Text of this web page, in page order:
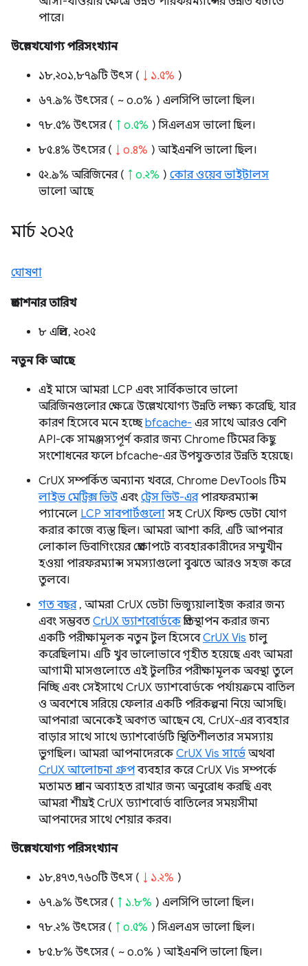
পারে।
উল্লেখযোগ্য পরিসংখ্যান
১৮,২০১,৮৭৯টি উৎস ( ↓ ১.৫% )
৬৭.৯% উৎসের ( ~ ০.০% ) এলসিপি ভালো ছিল।
৭৮.৫% উৎসের ( ↑ ০.৫% ) সিএলএস ভালো ছিল।
৮৫.৪% উৎসের ( ↓ ০.৪% ) আইএনপি ভালো ছিল।
৫২.৯% অরিজিনের ( ↑ ০.২% ) কোর ওয়েব ভাইটালস
ভালো আছে
মার্চ ২০২৫
ঘোষণা
প্রকাশনার তারিখ
৮ এপ্রিল, ২০২৫
নতুন কি আছে
এই মাসে আমরা LCP এবং সার্বিকভাবে ভালো
অরিজিনগুলোর ক্ষেত্রে উল্লেখযোগ্য উন্নতি লক্ষ্য করেছি, যার
কারণ হিসেবে মনে হচ্ছেbfcache- এর সাথে আরও বেশি
API-কে সামঞ্জস্যপূর্ণ করার জন্য Chrome টিমের কিছু
সংশোধনের ফলে bfcache-এর উপযুক্ততার উন্নতি হয়েছে।
CrUX সম্পর্কিত অন্যান্য খবরে, Chrome DevTools টিম
লাইভ মেট্রিক্স ভিউএবং ট্রেস ভিউ-এরপারফরম্যান্স
প্যানেলে LCP সাবপার্টগুলো সহ CrUX ফিল্ড ডেটা যোগ
করার কাজে ব্যস্ত ছিল। আমরা আশা করি, এটি আপনার
লোকাল ডিবাগিংয়ের প্রেক্ষাপটে ব্যবহারকারীদের সম্মুখীন
হওয়া পারফরম্যান্স সমস্যাগুলো বুঝতে আরও সহজ করে
তুলবে।
গত বছর, আমরা CrUX ডেটা ভিজ্যুয়ালাইজ করার জন্য
এবং সম্ভবত CrUX ড্যাশবোর্ডকেপ্রতিস্থাপন করার জন্য
একটি পরীক্ষামূলক নতুন টুল হিসেবেCrUX Vis চালু
করেছিলাম। এটি খুব ভালোভাবে গৃহীত হয়েছে এবং আমরা
আগামী মাসগুলোতে এই টুলটির পরীক্ষামূলক অবস্থা তুলে
নিচ্ছি এবং সেইসাথে CrUX ড্যাশবোর্ডকে পর্যায়ক্রমে বাতিল
ও অবশেষে সরিয়ে ফেলার একটি পরিকল্পনা নিয়ে আসছি।
আপনারা অনেকেই অবগত আছেন যে, CrUX-এর ব্যবহার
বাড়ার সাথে সাথে ড্যাশবোর্ডটি স্থিতিশীলতার সমস্যায়
ভুগছিল। আমরা আপনাদেরকেCrUX Vis সার্ভে অথবা
CrUX আলোচনা গ্রুপব্যবহার করে CrUX Vis সম্পর্কে
মতামত প্রদান অব্যাহত রাখার জন্য অনুরোধ করছি এবং
আমরা শীঘ্রই CrUX ড্যাশবোর্ড বাতিলের সময়সীমা
আপনাদের সাথে শেয়ার করব।
উল্লেখযোগ্য পরিসংখ্যান
১৮,৪৭৩,৭৬০টি উৎস ( ↓ ১.২% )
৬৭.৯% উৎসের ( ↑ ১.৮% ) এলসিপি ভালো ছিল।
৭৮.২% উৎসের ( ↑ ০.৫% ) সিএলএস ভালো ছিল।
৮৫.৮% উৎসের ( ~ ০.০% ) আইএনপি ভালো ছিল।